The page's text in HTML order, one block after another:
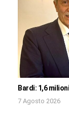
Bardi: 1,6
7 Agosto 2026